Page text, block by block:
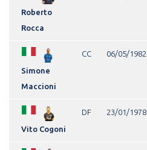
Roberto
Rocca
Simone
Maccioni
CC 06/05/1982
Vito Cogoni
DF 23/01/1978